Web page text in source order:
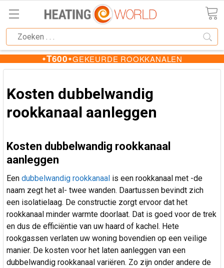
T600 GEKEURDE ROOKKANALEN
Kosten dubbelwandig
rookkanaal aanleggen
Kosten dubbelwandig rookkanaal
aanleggen
Een dubbelwandig rookkanaal is een rookkanaal met -de
naam zegt het al- twee wanden. Daartussen bevindt zich
een isolatielaag. De constructie zorgt ervoor dat het
rookkanaal minder warmte doorlaat. Dat is goed voor de trek
en dus de efficiëntie van uw haard of kachel. Hete
rookgassen verlaten uw woning bovendien op een veilige
manier. De kosten voor het laten aanleggen van een
dubbelwandig rookkanaal variëren. Zo zijn onder andere de